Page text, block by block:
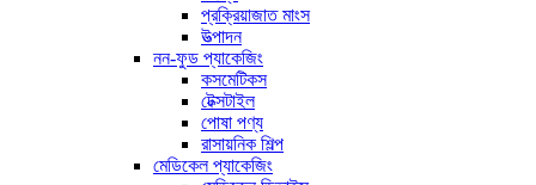
প্রক্রিয়াজাত মাংস
উত্পাদন
নন-ফুড প্যাকেজিং
কসমেটিকস
টেক্সটাইল
পোষা পণ্য
রাসায়নিক শিল্প
মেডিকেল প্যাকেজিং